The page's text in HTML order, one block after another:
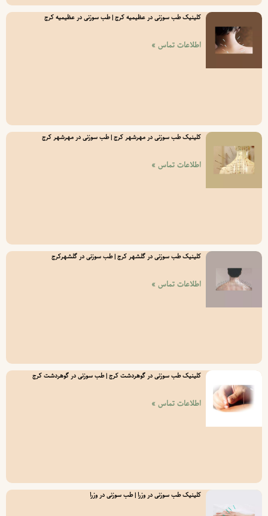
کلینیک طب سوزنی در عظیمیه کرج | طب سوزنی در عظیمیه کرج
اطلاعات تماس »
کلینیک طب سوزنی در مهرشهر کرج | طب سوزنی در مهرشهر کرج
اطلاعات تماس »
کلینیک طب سوزنی در گلشهر کرج | طب سوزنی در گلشهرکرج
اطلاعات تماس »
کلینیک طب سوزنی در گوهردشت کرج | طب سوزنی در گوهردشت کرج
اطلاعات تماس »
کلینیک طب سوزنی در وزرا | طب سوزنی در وزرا